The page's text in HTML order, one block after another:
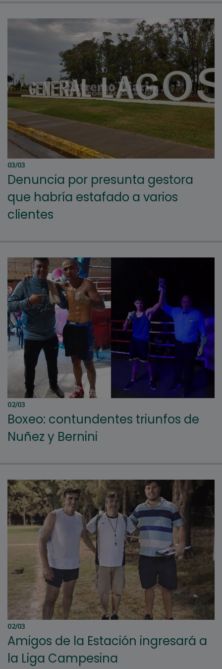
03/03
Denuncia por presunta gestora
que habría estafado a varios
clientes
02/03
Boxeo: contundentes triunfos de
Nuñez y Bernini
02/03
Amigos de la Estación ingresará a
la Liga Campesina